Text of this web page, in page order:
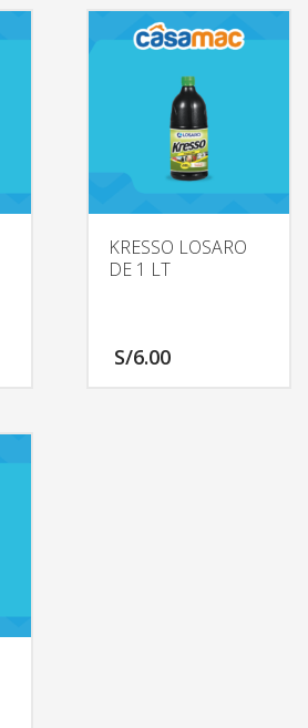
KRESSO LOSARO
DE 1 LT
S/6.00